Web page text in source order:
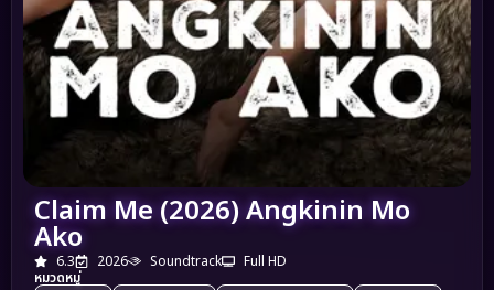
Claim Me (2026) Angkinin Mo
Ako
6.3 2026 Soundtrack
Full HD
หมวดหมู่